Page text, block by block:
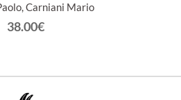
Carniani Mario
38.00€